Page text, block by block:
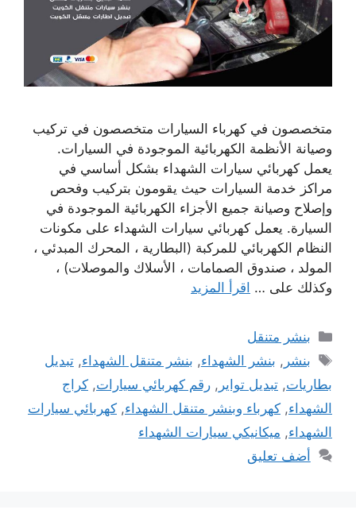
متخصصون في كهرباء السيارات متخصصون في تركيب
وصيانة الأنظمة الكهربائية الموجودة في السيارات.
يعمل كهربائي سيارات الشهداء بشكل أساسي في
مراكز خدمة السيارات حيث يقومون بتركيب وفحص
وإصلاح وصيانة جميع الأجزاء الكهربائية الموجودة في
السيارة. يعمل كهربائي سيارات الشهداء على مكونات
النظام الكهربائي للمركبة (البطارية ، المحرك المبدئي ،
المولد ، صندوق الصمامات ، الأسلاك والموصلات) ،
وكذلك على … اقرأ المزيد
التصنيفات
بنشر متنقل
الوسوم
بنشر , بنشر الشهداء, بنشر متنقل الشهداء,تبديل
بطاريات, تبديل تواير , رقم كهربائي سيارات, كراج
الشهداء, كهرباء وبنشر متنقل الشهداء, كهربائي سيارات
الشهداء, ميكانيكي سيارات الشهداء
أضف تعليق